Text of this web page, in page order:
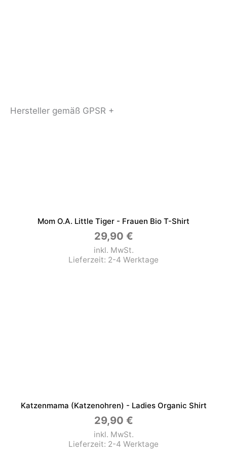
Hersteller gemäß GPSR +
Mom O.a. Little Tiger - Frauen Bio T-Shirt
29,90 €
inkl. MwSt.
Lieferzeit: 2-4 Werktage
Katzenmama (Katzenohren) - Ladies Organic Shirt
29,90 €
inkl. MwSt.
Lieferzeit: 2-4 Werktage